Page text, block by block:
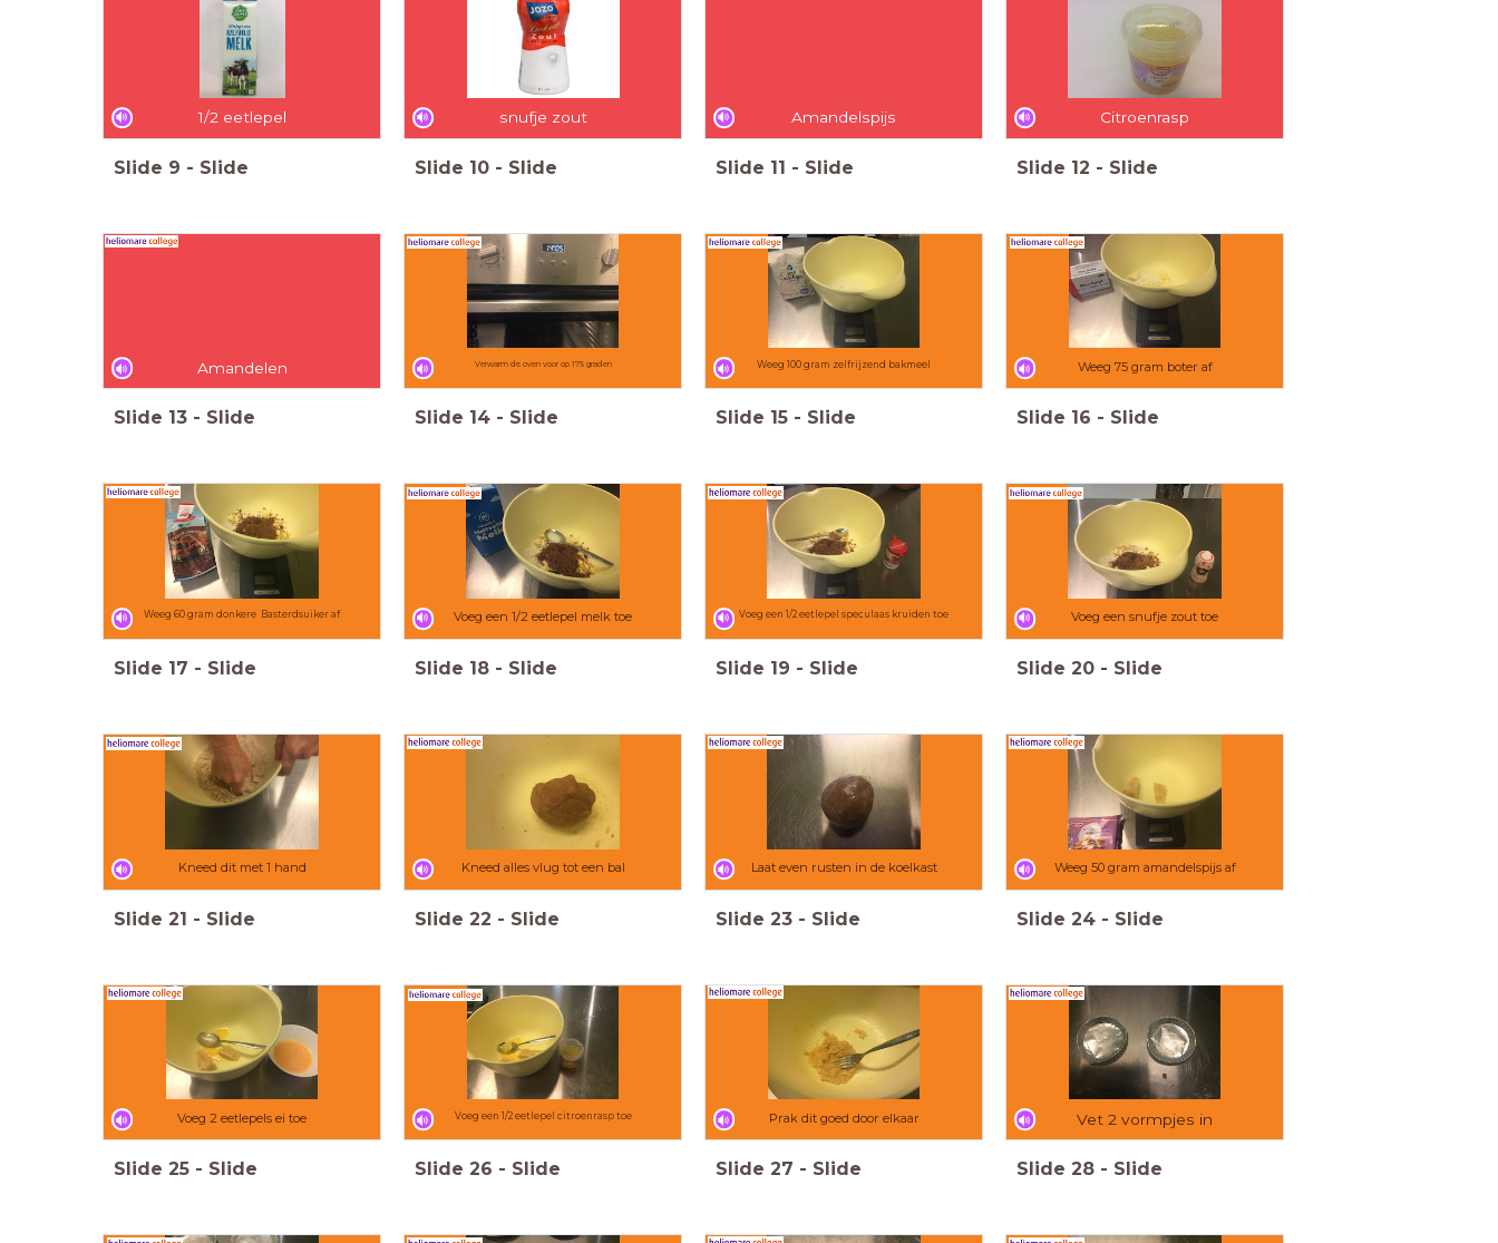
1/2 eetlepel
Slide 9 - Slide
snufje zout
Slide 10 - Slide
Amandelspijs
Slide 11 - Slide
Citroenrasp
Slide 12 - Slide
Amandelen
Slide 13 - Slide
Verwarm de oven voor op 175 graden
Slide 14 - Slide
Weeg 100 gram zelfrijzend bakmeel
Slide 15 - Slide
Weeg 75 gram boter af
Slide 16 - Slide
Weeg 60 gram donkere Basterdsuiker af
Slide 17 - Slide
Voeg een 1/2 eetlepel melk toe
Slide 18 - Slide
Voeg een 1/2 eetlepel speculaas kruiden toe
Slide 19 - Slide
Voeg een snufje zout toe
Slide 20 - Slide
Kneed dit met 1 hand
Slide 21 - Slide
Kneed alles vlug tot een bal
Slide 22 - Slide
Laat even rusten in de koelkast
Slide 23 - Slide
Weeg 50 gram amandelspijs af
Slide 24 - Slide
Voeg 2 eetlepels ei toe
Slide 25 - Slide
Voeg een 1/2 eetlepel citroenrasp toe
Slide 26 - Slide
Prak dit goed door elkaar
Slide 27 - Slide
Vet 2 vormpjes in
Slide 28 - Slide